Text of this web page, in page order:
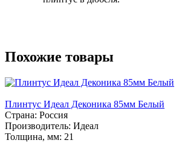
Похожие товары
Плинтус Идеал Деконика 85мм Белый
Страна: Россия
Производитель: Идеал
Толщина, мм: 21